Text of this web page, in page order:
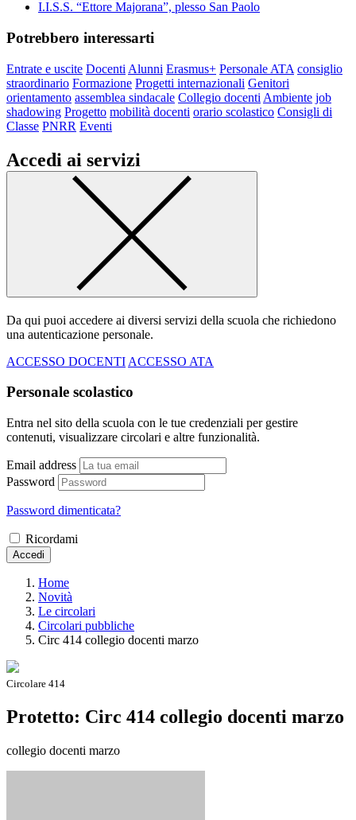
I.I.S.S. “Ettore Majorana”, plesso San Paolo
Potrebbero interessarti
Entrate e uscite Docenti Alunni Erasmus+ Personale ATA consiglio
straordinario Formazione Progetti internazionali Genitori
orientamento assemblea sindacale Collegio docenti Ambiente job
shadowing Progetto mobilità docenti orario scolastico Consigli di
Classe PNRR Eventi
Accedi ai servizi
Da qui puoi accedere ai diversi servizi della scuola che richiedono
una autenticazione personale.
ACCESSO DOCENTI ACCESSO ATA
Personale scolastico
Entra nel sito della scuola con le tue credenziali per gestire
contenuti, visualizzare circolari e altre funzionalità.
Email address
Password
Password dimenticata?
Ricordami
Accedi
Home
Novità
Le circolari
Circolari pubbliche
Circ 414 collegio docenti marzo
Circolare 414
Protetto: Circ 414 collegio docenti marzo
collegio docenti marzo